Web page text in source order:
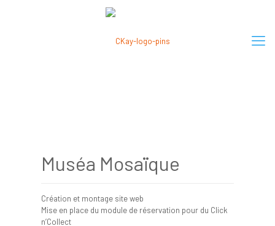
Muséa Mosaïque
Création et montage site web
Mise en place du module de réservation pour du Click
n’Collect